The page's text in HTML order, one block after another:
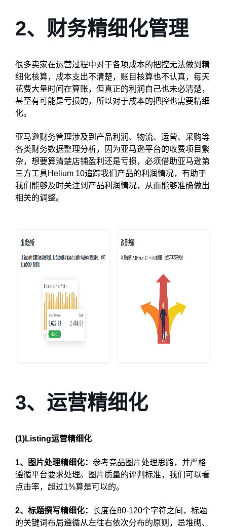
2、财务精细化管理
很多卖家在运营过程中对于各项成本的把控无法做到精
细化核算，成本支出不清楚，账目核算也不认真，每天
花费大量时间在算账，但真正的利润自己也未必清楚，
甚至有可能是亏损的，所以对于成本的把控也需要精细
化。
亚马逊财务管理涉及到产品利润、物流、运营、采购等
各类财务数据整理分析，因为亚马逊平台的收费项目繁
杂，想要算清楚店铺盈利还是亏损，必须借助亚马逊第
三方工具Helium 10追踪我们产品的利润情况，有助于
我们能够及时关注到产品利润情况，从而能够准确做出
相关的调整。
3、运营精细化
(1)Listing运营精细化
1、图片处理精细化： 参考竞品图片处理思路，并严格
遵循平台要求处理。图片质量的评判标准，我们可以看
点击率，超过1%算是可以的。
2、标题撰写精细化： 长度在80-120个字符之间，标题
的关键词布局遵循从左往右依次分布的原则，忌堆砌、